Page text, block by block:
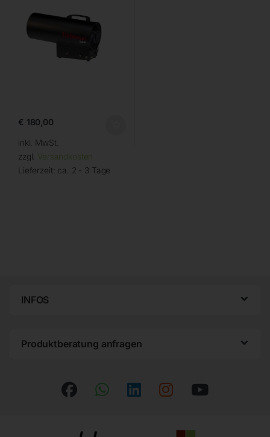
€ 180,00
inkl. MwSt.
zzgl. Versandkosten
Lieferzeit: ca. 2 - 3 Tage
INFOS
Produktberatung anfragen